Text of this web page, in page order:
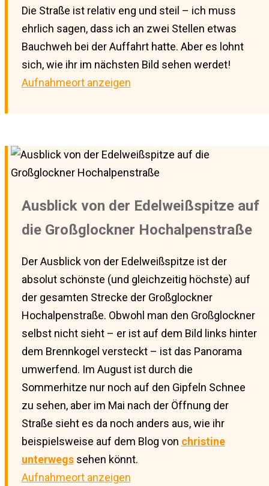
Die Straße ist relativ eng und steil – ich muss
ehrlich sagen, dass ich an zwei Stellen etwas
Bauchweh bei der Auffahrt hatte. Aber es lohnt
sich, wie ihr im nächsten Bild sehen werdet!
Aufnahmeort anzeigen
Ausblick von der Edelweißspitze auf
die Großglockner Hochalpenstraße
Der Ausblick von der Edelweißspitze ist der
absolut schönste (und gleichzeitig höchste) auf
der gesamten Strecke der Großglockner
Hochalpenstraße. Obwohl man den Großglockner
selbst nicht sieht – er ist auf dem Bild links hinter
dem Brennkogel versteckt – ist das Panorama
umwerfend. Im August ist durch die
Sommerhitze nur noch auf den Gipfeln Schnee
zu sehen, aber im Mai nach der Öffnung der
Straße sieht es da noch anders aus, wie ihr
beispielsweise auf dem Blog von christine
unterwegssehen könnt.
Aufnahmeort anzeigen